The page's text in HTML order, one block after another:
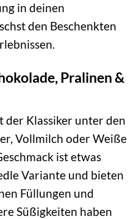
in deinen
den Beschenkten
Pralinen &
der Klassiker unter den
Vollmilch oder Weiße
ist etwas
Variante und bieten
Füllungen und
Süßigkeiten haben